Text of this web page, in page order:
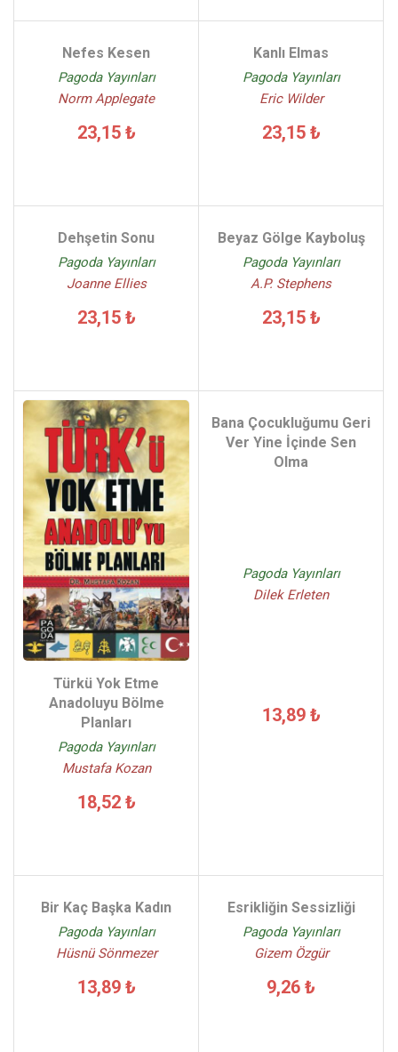
Nefes Kesen
Pagoda Yayınları
Norm Applegate
23,15 ₺
Kanlı Elmas
Pagoda Yayınları
Eric Wilder
23,15 ₺
Dehşetin Sonu
Pagoda Yayınları
Joanne Ellies
23,15 ₺
Beyaz Gölge Kayboluş
Pagoda Yayınları
A.P. Stephens
23,15 ₺
Türkü Yok Etme
Anadoluyu Bölme
Planları
Pagoda Yayınları
Mustafa Kozan
18,52 ₺
Bana Çocukluğumu Geri
Ver Yine İçinde Sen
Olma
Pagoda Yayınları
Dilek Erleten
13,89 ₺
Bir Kaç Başka Kadın
Pagoda Yayınları
Hüsnü Sönmezer
13,89 ₺
Esrikliğin Sessizliği
Pagoda Yayınları
Gizem Özgür
9,26 ₺